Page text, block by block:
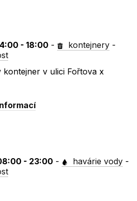
- 18:00 - kontejnery -
kontejner v ulici Fořtova x
- 23:00 - havárie vody -